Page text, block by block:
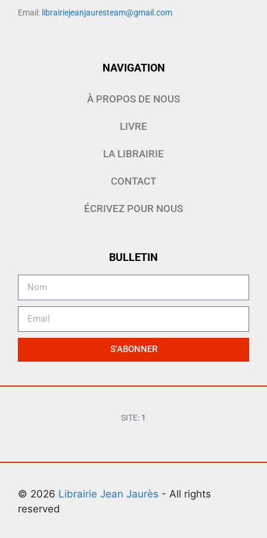
Email: librairiejeanjauresteam@gmail.com
NAVIGATION
À PROPOS DE NOUS
LIVRE
LA LIBRAIRIE
CONTACT
ÉCRIVEZ POUR NOUS
BULLETIN
S'ABONNER
SITE: 1
© 2026 Librairie Jean Jaurès - All rights
reserved